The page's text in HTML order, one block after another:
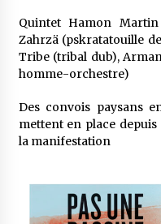
Quintet Hamon
Zahrzä (pskratatouille
Tribe (tribal dub),
homme-orchestre)
Des convois paysans
mettent en place
la manifestation